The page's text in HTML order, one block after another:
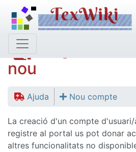
Registre de
nou
Ajuda Nou compte
La creació d'un compte
registre al portal us pot donar
altres funcionalitats no